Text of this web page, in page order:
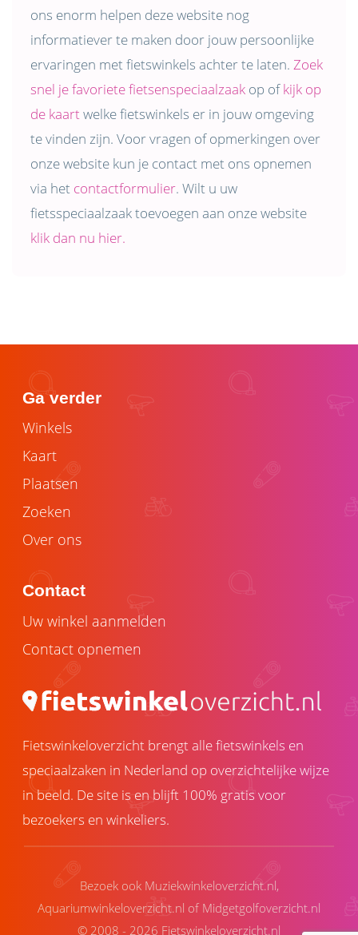
ons enorm helpen deze website nog
informatiever te maken door jouw persoonlijke
ervaringen met fietswinkels achter te laten. Zoek
snel je favoriete fietsenspeciaalzaakop ofkijk op
de kaartwelke fietswinkels er in jouw omgeving
te vinden zijn. Voor vragen of opmerkingen over
onze website kun je contact met ons opnemen
via het contactformulier. Wilt u uw
fietsspeciaalzaak toevoegen aan onze website
klik dan nu hier.
Ga verder
Winkels
Kaart
Plaatsen
Zoeken
Over ons
Contact
Uw winkel aanmelden
Contact opnemen
Fietswinkeloverzicht brengt alle fietswinkels en
speciaalzaken in Nederland op overzichtelijke wijze
in beeld. De site is en blijft 100% gratis voor
bezoekers en winkeliers.
Bezoek ook Muziekwinkeloverzicht.nl,
Aquariumwinkeloverzicht.nl of Midgetgolfoverzicht.nl
© 2008 - 2026 Fietswinkeloverzicht.nl